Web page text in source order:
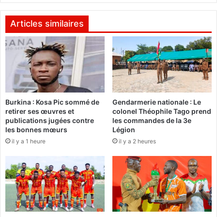
a
-
K
a
h
o
n
o
r
e
B
u
Articles similaires
Burkina : Kosa Pic sommé de
retirer ses œuvres et
publications jugées contre
les bonnes mœurs
il y a 1 heure
Gendarmerie nationale : Le
colonel Théophile Tago prend
les commandes de la 3e
Légion
il y a 2 heures